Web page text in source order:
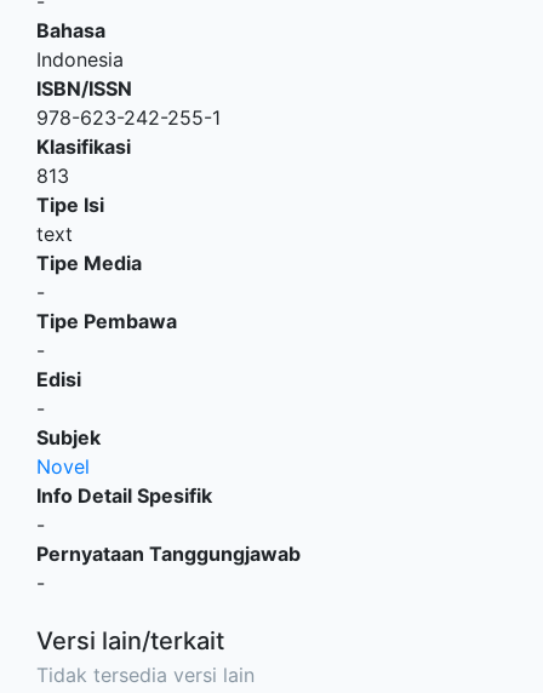
Bahasa
Indonesia
ISBN/ISSN
978-623-242-255-1
Klasifikasi
813
Tipe Isi
text
Tipe Media
-
Tipe Pembawa
-
Edisi
-
Subjek
Novel
Info Detail Spesifik
-
Pernyataan Tanggungjawab
-
Versi lain/terkait
Tidak tersedia versi lain